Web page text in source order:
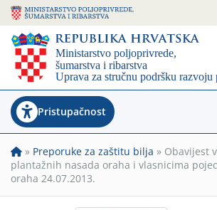
Pristupačnost
» Preporuke za zaštitu bilja » Obavijest
plantažnih nasada oraha i vlasnicima
oraha 24.07.2013.